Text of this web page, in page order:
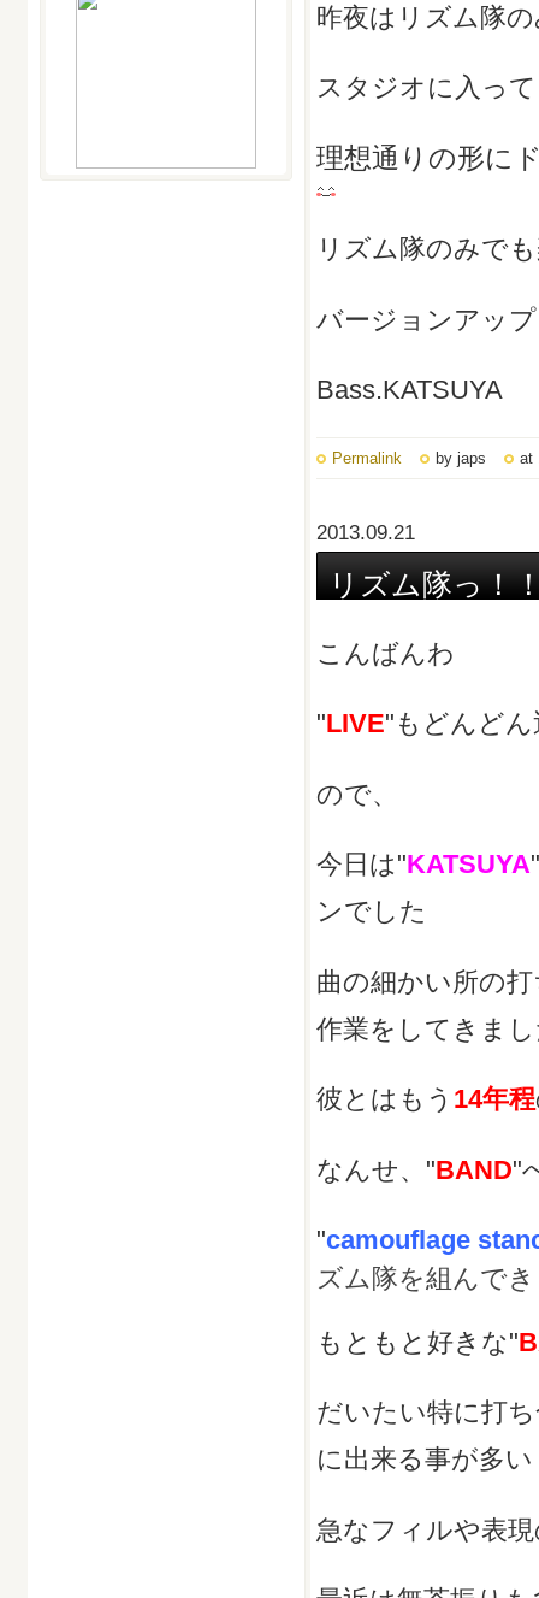
昨夜はリズム隊
スタジオに入っ
理想通りの形に
リズム隊のみで
バージョンアッ
Bass.KATSUYA
Permalink by japs at
2013.09.21
リズム隊っ！
こんばんわ
"LIVE"もどんど
ので、
今日は"KATSUYA
ンでした
曲の細かい所の
作業をしてきま
彼とはもう 14年程
なんせ、"BAND"
"camouflage
ズム隊を組んで
もともと好きな"
だいたい特に打
に出来る事が多い
急なフィルや表